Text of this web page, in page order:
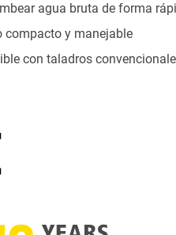
agua bruta de forma
compacto y manejable
con taladros